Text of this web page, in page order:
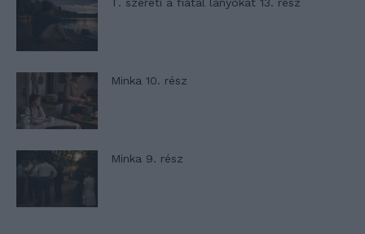
Minka 10. rész
Minka 9. rész